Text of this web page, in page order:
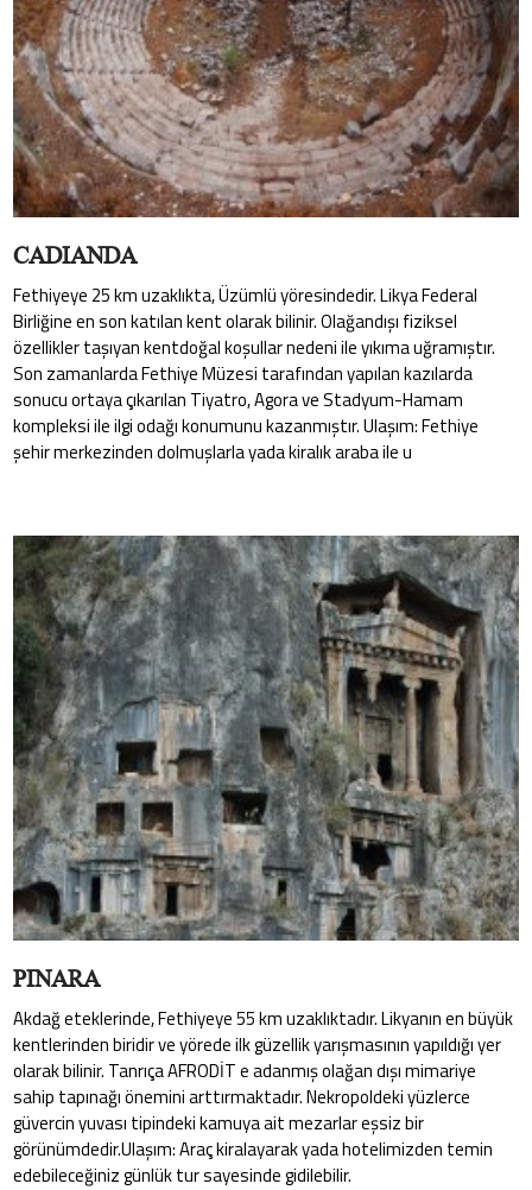
CADIANDA
Fethiyeye 25 km uzaklıkta, Üzümlü yöresindedir. Likya Federal
Birliğine en son katılan kent olarak bilinir. Olağandışı fiziksel
özellikler taşıyan kentdoğal koşullar nedeni ile yıkıma uğramıştır.
Son zamanlarda Fethiye Müzesi tarafından yapılan kazılarda
sonucu ortaya çıkarılan Tiyatro, Agora ve Stadyum-Hamam
kompleksi ile ilgi odağı konumunu kazanmıştır. Ulaşım: Fethiye
şehir merkezinden dolmuşlarla yada kiralık araba ile u
PINARA
Akdağ eteklerinde, Fethiyeye 55 km uzaklıktadır. Likyanın en büyük
kentlerinden biridir ve yörede ilk güzellik yarışmasının yapıldığı yer
olarak bilinir. Tanrıça AFRODİT e adanmış olağan dışı mimariye
sahip tapınağı önemini arttırmaktadır. Nekropoldeki yüzlerce
güvercin yuvası tipindeki kamuya ait mezarlar eşsiz bir
görünümdedir.Ulaşım: Araç kiralayarak yada hotelimizden temin
edebileceğiniz günlük tur sayesinde gidilebilir.